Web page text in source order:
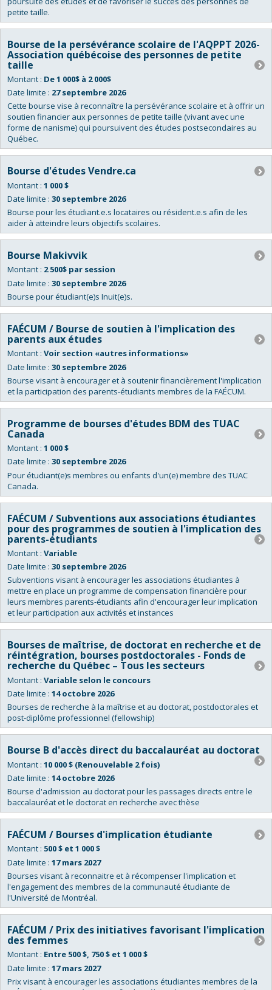
petite taille.
Bourse de la persévérance scolaire de l'AQPPT 2026-
Association québécoise des personnes de petite
taille
Montant : De 1 000$ à 2 000$
Date limite : 27 septembre 2026
Cette bourse vise à reconnaître la persévérance scolaire et à offrir un
soutien financier aux personnes de petite taille (vivant avec une
forme de nanisme) qui poursuivent des études postsecondaires au
Québec.
Bourse d'études Vendre.ca
Montant : 1 000 $
Date limite : 30 septembre 2026
Bourse pour les étudiant.e.s locataires ou résident.e.s afin de les
aider à atteindre leurs objectifs scolaires.
Bourse Makivvik
Montant : 2 500$ par session
Date limite : 30 septembre 2026
Bourse pour étudiant(e)s Inuit(e)s.
FAÉCUM / Bourse de soutien à l'implication des
parents aux études
Montant : Voir section «autres informations»
Date limite : 30 septembre 2026
Bourse visant à encourager et à soutenir financièrement l'implication
et la participation des parents-étudiants membres de la FAÉCUM.
Programme de bourses d'études BDM des TUAC
Canada
Montant : 1 000 $
Date limite : 30 septembre 2026
Pour étudiant(e)s membres ou enfants d'un(e) membre des TUAC
Canada.
FAÉCUM / Subventions aux associations étudiantes
pour des programmes de soutien à l'implication des
parents-étudiants
Montant : Variable
Date limite : 30 septembre 2026
Subventions visant à encourager les associations étudiantes à
mettre en place un programme de compensation financière pour
leurs membres parents-étudiants afin d'encourager leur implication
et leur participation aux activités et instances
Bourses de maîtrise, de doctorat en recherche et de
réintégration, bourses postdoctorales - Fonds de
recherche du Québec – Tous les secteurs
Montant : Variable selon le concours
Date limite : 14 octobre 2026
Bourses de recherche à la maîtrise et au doctorat, postdoctorales et
post-diplôme professionnel (fellowship)
Bourse B d'accès direct du baccalauréat au doctorat
Montant : 10 000 $ (Renouvelable 2 fois)
Date limite : 14 octobre 2026
Bourse d'admission au doctorat pour les passages directs entre le
baccalauréat et le doctorat en recherche avec thèse
FAÉCUM / Bourses d'implication étudiante
Montant : 500 $ et 1 000 $
Date limite : 17 mars 2027
Bourses visant à reconnaitre et à récompenser l'implication et
l'engagement des membres de la communauté étudiante de
l'Université de Montréal.
FAÉCUM / Prix des initiatives favorisant l'implication
des femmes
Montant : Entre 500 $, 750 $ et 1 000 $
Date limite : 17 mars 2027
Prix visant à encourager les associations étudiantes membres de la